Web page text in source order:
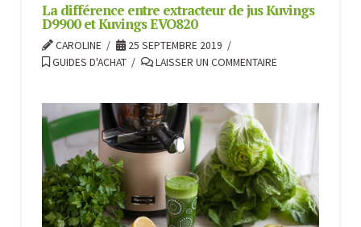
La différence entre extracteur de jus Kuvings
D9900 et Kuvings EVO820
CAROLINE
25 SEPTEMBRE 2019
GUIDES D'ACHAT
LAISSER UN COMMENTAIRE